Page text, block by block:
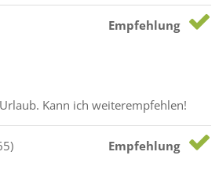
Empfehlung
Kann ich weiterempfehlen!
Empfehlung